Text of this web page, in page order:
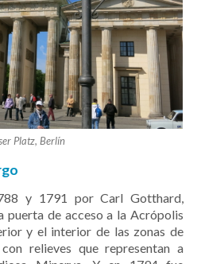
Platz, Berlín
y 1791 por Carl Gotthard,
puerta de acceso a la Acrópolis
y el interior de las zonas de
relieves que representan a